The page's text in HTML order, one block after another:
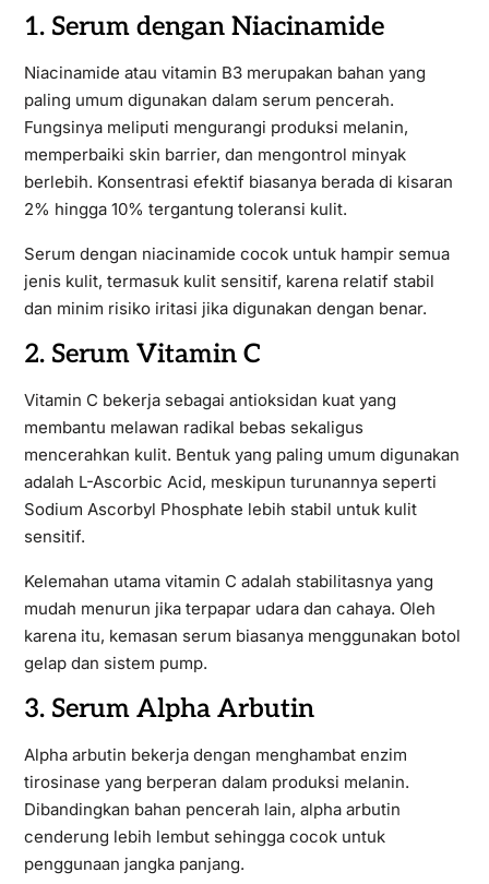
1. Serum dengan Niacinamide
Niacinamide atau vitamin B3 merupakan bahan yang
paling umum digunakan dalam serum pencerah.
Fungsinya meliputi mengurangi produksi melanin,
memperbaiki skin barrier, dan mengontrol minyak
berlebih. Konsentrasi efektif biasanya berada di kisaran
2% hingga 10% tergantung toleransi kulit.
Serum dengan niacinamide cocok untuk hampir semua
jenis kulit, termasuk kulit sensitif, karena relatif stabil
dan minim risiko iritasi jika digunakan dengan benar.
2. Serum Vitamin C
Vitamin C bekerja sebagai antioksidan kuat yang
membantu melawan radikal bebas sekaligus
mencerahkan kulit. Bentuk yang paling umum digunakan
adalah L-Ascorbic Acid, meskipun turunannya seperti
Sodium Ascorbyl Phosphate lebih stabil untuk kulit
sensitif.
Kelemahan utama vitamin C adalah stabilitasnya yang
mudah menurun jika terpapar udara dan cahaya. Oleh
karena itu, kemasan serum biasanya menggunakan botol
gelap dan sistem pump.
3. Serum Alpha Arbutin
Alpha arbutin bekerja dengan menghambat enzim
tirosinase yang berperan dalam produksi melanin.
Dibandingkan bahan pencerah lain, alpha arbutin
cenderung lebih lembut sehingga cocok untuk
penggunaan jangka panjang.